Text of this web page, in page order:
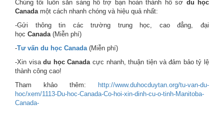
Chúng tôi luôn sẵn sàng hỗ trợ bạn hoàn thành hồ sơ du học
Canadamột cách nhanh chóng và hiệu quả nhất:
-Gửi thông tin các trường trung học, cao đẳng, đại
học Canada(Miễn phí)
-Tư vấn du học Canada(Miễn phí)
-Xin visadu học Canadacực nhanh, thuận tiện và đảm bảo tỷ lệ
thành công cao!
Tham khảo thêm:
http://www.duhocduytan.org/tu-van-du-
hoc/xem/1113-Du-hoc-Canada-Co-hoi-xin-dinh-cu-o-tinh-Manitoba-
Canada-